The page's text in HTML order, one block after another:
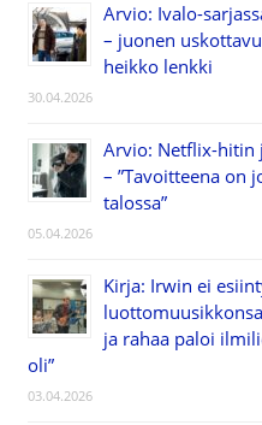
Arvio: Ivalo-
– juonen
heikko lenkki
30.04.2026
Arvio: Netflix-hitin
– ”Tavoitteena on
talossa”
05.04.2026
Kirja: Irwin ei
ja rahaa paloi
oli”
03.04.2026